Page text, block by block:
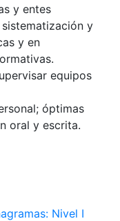
y entes
y
y en
equipos
óptimas
oral y escrita.
Nivel I